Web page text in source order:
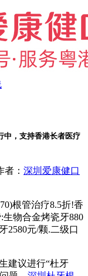
中，支持香港长者医疗
者： 深圳爱康健口
根管治疗8.5折!香
物合金烤瓷牙880
2580元/颗.二级口
建议进行“杜牙